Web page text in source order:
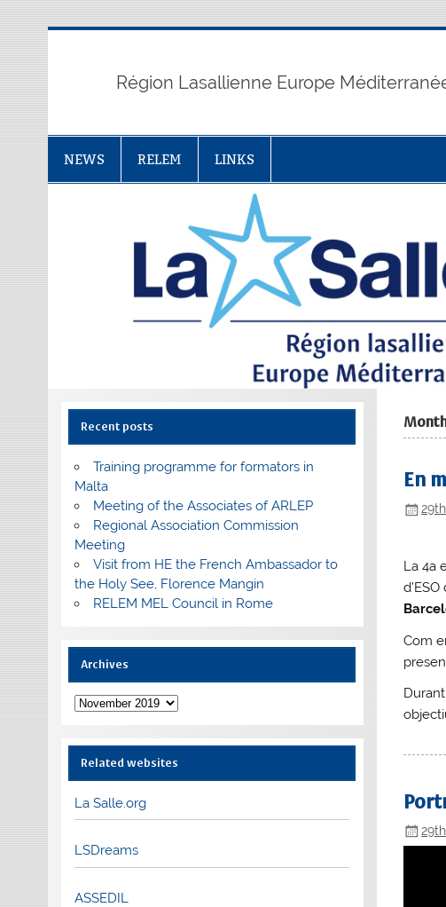
Région Lasallienne Europe
NEWS RELEM LINKS
En
La 4a
Com
Recent posts
Training programme for formators in
Malta
Meeting of the Associates of ARLEP
Regional Association Commission
Meeting
Visit from HE the French Ambassador to
the Holy See, Florence Mangin
RELEM MEL Council in Rome
Archives
Archives
Related websites
La Salle.org
LSDreams
ASSEDIL